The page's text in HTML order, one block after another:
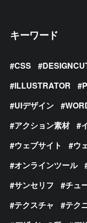
キーワード
CSS
ILLUSTRATOR
UIデザイン
アクション素材
ウェブサイト
ウ
オンラインツール
サンセリフ
チュ
テクスチャ
テク